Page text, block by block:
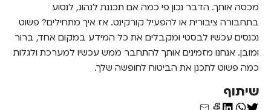
מכסה אותך. הדבר נכון פי כמה אם תכננת לנהוג, לנסוע
בתחבורה ציבורית או להפעיל קורקינט. אז איך מתחילים? פשוט
נכנסים עכשיו לבסטי ומקבלים את כל המידע במקום אחד, ברור
ומובן. אנחנו מזמינים אותך להתחבר ממש עכשיו למערכת ולגלות
כמה פשוט לתכנן את הביטוח לחופשה שלך.
שיתוף